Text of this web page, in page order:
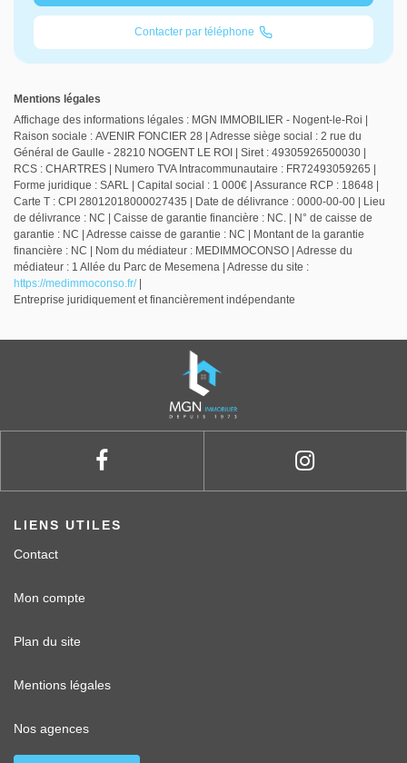
Contacter par téléphone
Mentions légales
Affichage des informations légales : MGN IMMOBILIER - Nogent-le-Roi |
Raison sociale : AVENIR FONCIER 28 | Adresse siège social : 2 rue du
Général de Gaulle - 28210 NOGENT LE ROI | Siret : 49305926500030 |
RCS : CHARTRES | Numero TVA Intracommunautaire : FR72493059265 |
Forme juridique : SARL | Capital social : 1 000€ | Assurance RCP : 18648 |
Carte T : CPI 28012018000027435 | Date de délivrance : 0000-00-00 | Lieu
de délivrance : NC | Caisse de garantie financière : NC. | N° de caisse de
garantie : NC | Adresse caisse de garantie : NC | Montant de la garantie
financière : NC | Nom du médiateur : MEDIMMOCONSO | Adresse du
médiateur : 1 Allée du Parc de Mesemena | Adresse du site :
https://medimmoconso.fr/|
Entreprise juridiquement et financièrement indépendante
LIENS UTILES
Contact
Mon compte
Plan du site
Mentions légales
Nos agences